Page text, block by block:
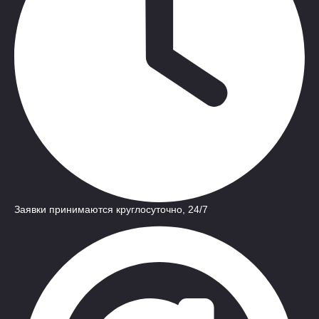
Заявки принимаются круглосуточно, 24/7